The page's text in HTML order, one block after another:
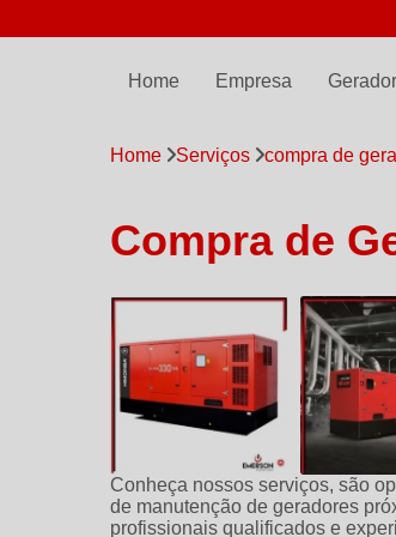
Home Empresa
Home Serviços compra de
Compra de
Conheça nossos serviços, são
de manutenção de geradores
profissionais qualificados e